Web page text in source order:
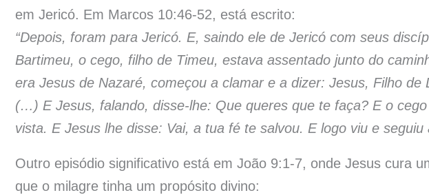
em Jericó. Em Marcos 10:46-52, está escrito:
“Depois, foram para Jericó. E, saindo ele de Jericó com seus
Bartimeu, o cego, filho de Timeu, estava assentado junto do
era Jesus de Nazaré, começou a clamar e a dizer: Jesus, Filho de
(…) E Jesus, falando, disse-lhe: Que queres que te faça? E o
vista. E Jesus lhe disse: Vai, a tua fé te salvou. E logo viu e seguiu
Outro episódio significativo está em João 9:1-7, onde Jesus cura
que o milagre tinha um propósito divino: